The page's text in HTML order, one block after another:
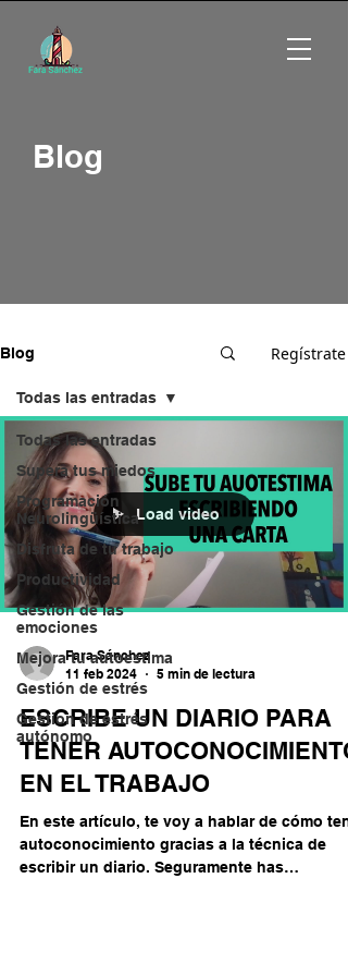
Blog
Blog Regístrate
Todas las entradas
Supera tus miedos
Programación
Neurolingüística
Disfruta de tu trabajo
Productividad
Gestión de las
emociones
Mejora tu autoestima
Gestión de estrés
Gestion de estrés
autónomo
Todas las entradas
Load video
Fara Sánchez
11 feb 2024
5 min de lectura
ESCRIBE UN DIARIO PARA
TENER AUTOCONOCIMIENTO
EN EL TRABAJO
En este artículo, te voy a hablar de cómo
autoconocimiento gracias a la técnica de
escribir un diario. Seguramente has